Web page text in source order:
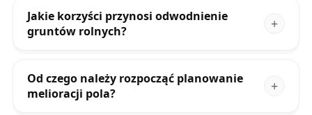
Jakie korzyści przynosi odwodnienie
gruntów rolnych?
Od czego należy rozpocząć planowanie
melioracji pola?